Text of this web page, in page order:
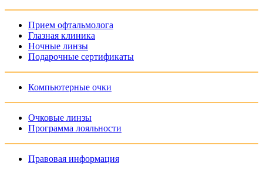
Прием офтальмолога
Глазная клиника
Ночные линзы
Подарочные сертификаты
Компьютерные очки
Очковые линзы
Программа лояльности
Правовая информация